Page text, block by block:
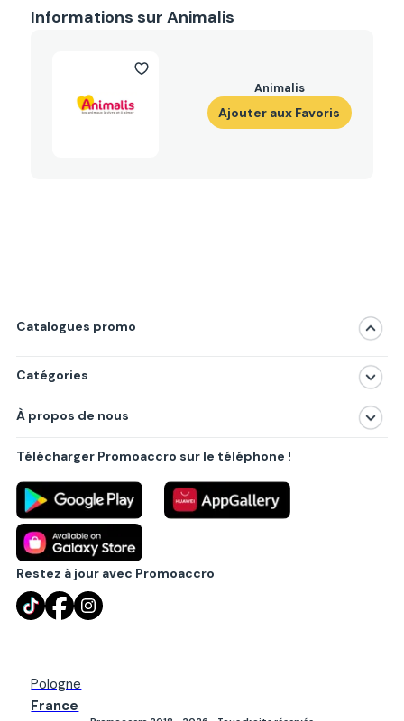
Informations sur Animalis
Animalis
Ajouter aux Favoris
Catalogues promo
Catégories
Produits
Villes principales
À propos de nous
Politique de confidentialité
Règlements
Partenariat B2B
Blog
Contact
Télécharger Promoaccro sur le téléphone !
Restez à jour avec Promoaccro
Pologne
France